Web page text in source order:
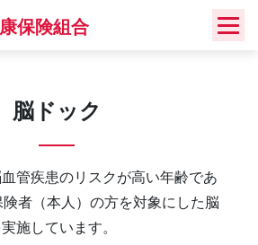
保険組合
脳ドック
管疾患のリスクが高い年齢であ
者（本人）の方を対象にした脳
施しています。